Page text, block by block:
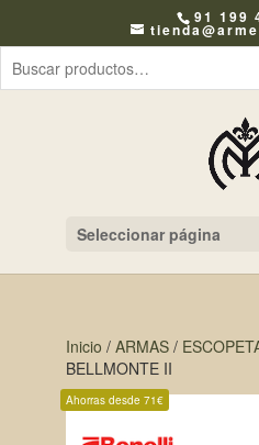
91 199
Seleccionar página
Inicio / ARMAS/
BELLMONTE II
Ahorras desde 71€